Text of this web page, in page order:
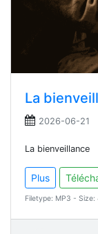
La
2026-06-21
La bienveillance
Plus
Filetype: MP3 -